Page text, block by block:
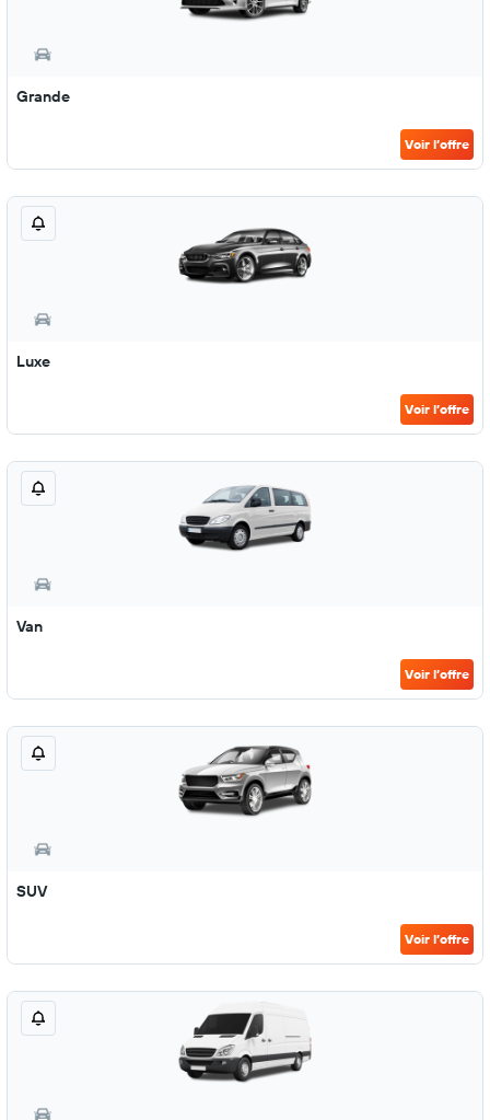
Grande
Voir l’offre
Luxe
Voir l’offre
Van
Voir l’offre
SUV
Voir l’offre